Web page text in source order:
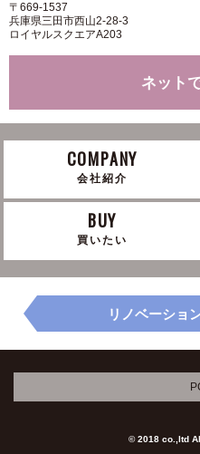
〒669-1537
兵庫県三田市西山2-28-3
ロイヤルスクエアA203
ネット
COMPANY
会社紹介
BUY
買いたい
リノベーショ
© 2018 co.,ltd